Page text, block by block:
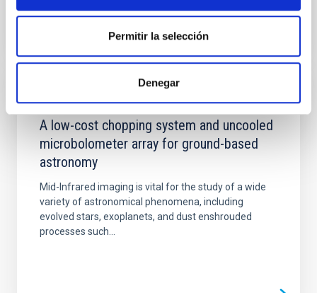
Permitir la selección
Denegar
PUBLICACIÓN
A low-cost chopping system and uncooled
microbolometer array for ground-based
astronomy
Mid-Infrared imaging is vital for the study of a wide
variety of astronomical phenomena, including
evolved stars, exoplanets, and dust enshrouded
processes such...